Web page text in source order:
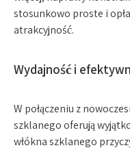
stosunkowo proste i
atrakcyjność.
Wydajność i
W połączeniu z
szklanego oferują
włókna szklanego